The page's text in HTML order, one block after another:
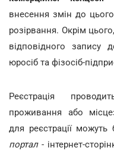
внесення змін до
розірвання. Окрім
відповідного запису
юросіб та фізосіб-
Реєстрація
проживання або
для реєстрації можуть
портал- інтернет-